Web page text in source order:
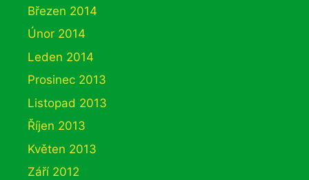
Březen 2014
Únor 2014
Leden 2014
Prosinec 2013
Listopad 2013
Říjen 2013
Květen 2013
Září 2012